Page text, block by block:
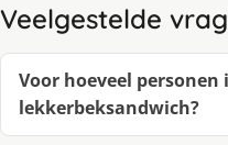
Veelgestelde
Voor hoeveel personen
lekkerbeksandwich?